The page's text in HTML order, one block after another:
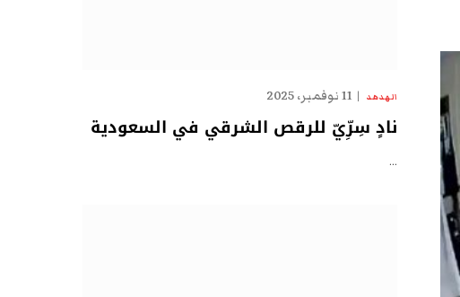
الهدهد 11 نوفمبر، 2025
نادٍ سِرِّيّ للرقص الشرقي في السعودية
…